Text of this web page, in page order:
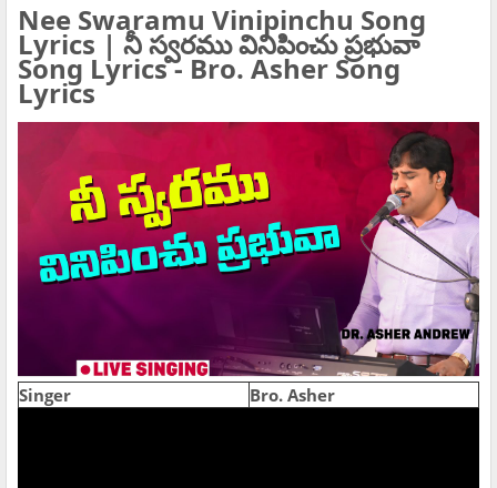
Nee Swaramu Vinipinchu Song
Lyrics | నీ స్వరము వినిపించు ప్రభువా
Song Lyrics - Bro. Asher Song
Lyrics
Singer Bro. Asher